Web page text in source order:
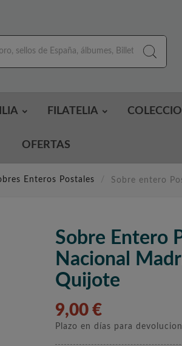
FILATELIA
OFERTAS
Enteros Postales Sobre entero
Sobre Entero
Nacional
Quijote
9,00 €
Plazo en días para